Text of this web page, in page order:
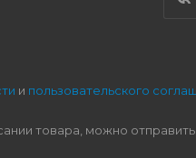
и пользовательского
товара, можно